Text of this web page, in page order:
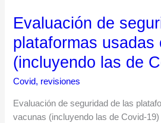
por
SARS-
CoV-
2
Evaluación de
plataformas usadas
(incluyendo las de
Covid, revisiones
Evaluación de seguridad de las
vacunas (incluyendo las de Covid-
Evaluación
seguridad
de
las
plataformas
usadas
en